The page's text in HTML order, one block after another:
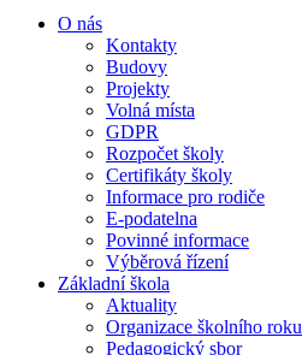
O nás
Kontakty
Budovy
Projekty
Volná místa
GDPR
Rozpočet školy
Certifikáty školy
Informace pro rodiče
E-podatelna
Povinné informace
Výběrová řízení
Základní škola
Aktuality
Organizace školního roku
Pedagogický sbor